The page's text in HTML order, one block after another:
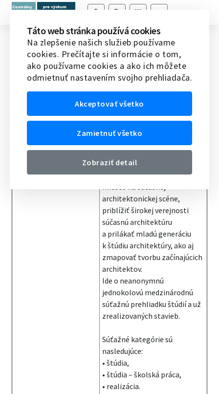
Architect Award
Domov Ocenenia Medzinárodné ceny
Architect
Award
Architect Award
Informácia o cene
Cieľom súťaže o získanie ceny
Architect Award je vzbudiť
o architektúru a pomôcť nájsť
študentom a mladým
architektom do 33 rokov
miesto na súčasnej
architektonickej scéne,
priblížiť širokej verejnosti
súčasnú architektúru
a prilákať mladú generáciu
k štúdiu architektúry, ako aj
zmapovať tvorbu začínajúcich
architektov.
Ide o neanonymnú
jednokolovú medzinárodnú
súťažnú prehliadku štúdií a už
zrealizovaných stavieb.
Súťažné kategórie sú
nasledujúce:
• štúdia,
• štúdia – školská práca,
• realizácia.
Táto web stránka používá cookies
Na zlepšenie našich služieb používame
cookies. Prečítajte si informácie o tom,
ako používame cookies a ako ich môžete
odmietnuť nastavením svojho prehliadača.
Akceptovať všetko
Zamietnuť všetko
Zobraziť detail